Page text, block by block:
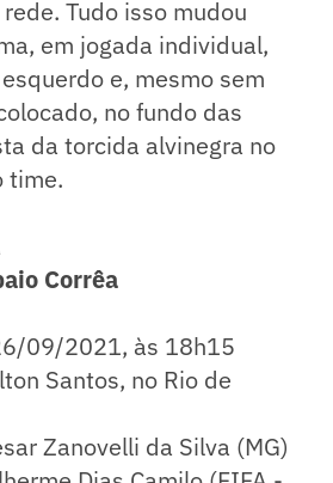
Tudo isso mudou
em jogada individual,
e, mesmo sem
no fundo das
da torcida alvinegra no
time.
Corrêa
09/2021, às 18h15
Santos, no Rio de
Zanovelli da Silva (MG)